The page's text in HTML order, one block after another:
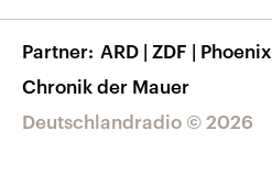
Barrierefreiheit
Deutschlandradio © 2026
Partner ARD | ZDF | Phoenix
Chronik der Mauer